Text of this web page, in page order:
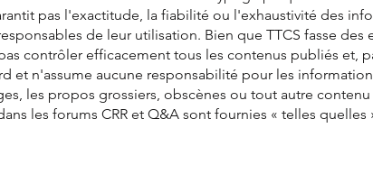
pas l'exactitude, la fiabilité ou l'exhaustivité des
de leur utilisation. Bien que TTCS fasse des
contrôler efficacement tous les contenus publiés et,
et n'assume aucune responsabilité pour les
les propos grossiers, obscènes ou tout autre
les forums CRR et Q&A sont fournies « telles quelles